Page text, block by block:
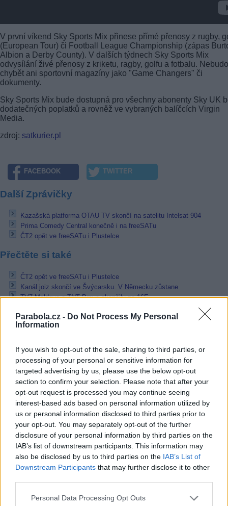
Parabola.cz - Do Not Process My Personal
Information
If you wish to opt-out of the sale, sharing to third parties, or
processing of your personal or sensitive information for
targeted advertising by us, please use the below opt-out
section to confirm your selection. Please note that after your
opt-out request is processed you may continue seeing
interest-based ads based on personal information utilized by
us or personal information disclosed to third parties prior to
your opt-out. You may separately opt-out of the further
disclosure of your personal information by third parties on the
IAB’s list of downstream participants. This information may
also be disclosed by us to third parties on the IAB’s List of
Downstream Participants that may further disclose it to other
Personal Data Processing Opt Outs
V první víkend Sky Sports Mix přinese přímé přenosy z rugby,
(European Tour) či Football League Championship (zápas
Albion a Derby County). V dalších týdnech Sky Sports Mix
odvysílání živé přenosy z kriketu, ragby, golfu a fotbalu.
chybět ani sportovní magazíny jako "Game Changers" či
dokumenty.
Sky Sports Mix bude dostupná pro všechny abonenty Sky UK
dodatečných poplatků a rovněž ve vybraných balíčcích Virgin
Media.
zdroj: satkurier.pl
FACEBOOK TWITTER
Další Zprávičky
Kazašská platforma OTAU TV skončí na satelitu Intelsat 904
Prima Comedy Central konečně i na freeSATu
ČT2 opět ve freeSATu i Plustelce
Přečtěte si také
ČT2 opět ve freeSATu i Plustelce
Kanál joiz skončí ve Švýcarsku. V Německu zůstane
TV7 Moldova a TNT Brava skončily na 16E
Reklama
07.08.2026 - Bosch Powertrain s.r.o. Jihlava • linkový střídač • mzda
48.400 Kč • příspěvek na ubytování (Jihlava, okres Jihlava)
07.08.2026 -Bosch Powertrain s.r.o. Jihlava • obsluha CNC strojů •
48.400 Kč • náborový bonus 50.000 Kč • příspěvek na ubytování
okres Jihlava)
06.08.2026 -Bosch Powertrain s.r.o. Jihlava • CNC operátor• mzda
Kč • náborový bonus 50.000 Kč • příspěvek na ubytování (Jihlava,
Jihlava)
06.08.2026 - Bosch Powertrain s.r.o. • montážní dělník • mzda 44.700
týdenní zálohy na mzdu 2.000 Kč (Jihlava, okres Jihlava)
06.08.2026 -Bosch Powertrain s.r.o. Jihlava • práce ve skladu • mzda
48.400 Kč • náborový bonus 50.000 Kč • ubytování (Jihlava, okres
... další nabídky zaměstnání
Vybrané články